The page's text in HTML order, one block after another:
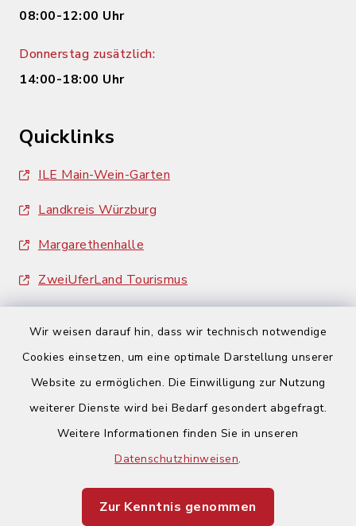
Wir weisen darauf hin, dass wir technisch notwendige
Cookies einsetzen, um eine optimale Darstellung unserer
Website zu ermöglichen. Die Einwilligung zur Nutzung
weiterer Dienste wird bei Bedarf gesondert abgefragt.
Weitere Informationen finden Sie in unseren
Datenschutzhinweisen.
Zur Kenntnis genommen
08:00-12:00 Uhr
Donnerstag zusätzlich:
14:00-18:00 Uhr
Quicklinks
ILE Main-Wein-Garten
Landkreis Würzburg
Margarethenhalle
ZweiUferLand Tourismus
Barrierefreiheit